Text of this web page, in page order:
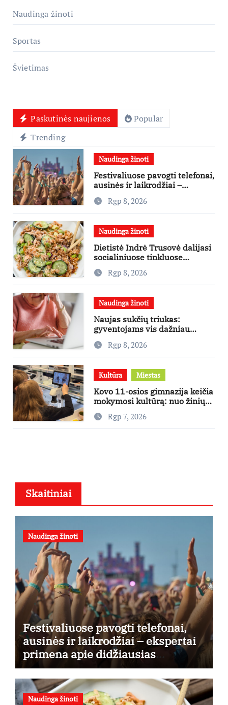
Naudinga žinoti
Sportas
Švietimas
Paskutinės naujienos
Popular
Trending
Naudinga žinoti
Festivaliuose pavogti telefonai,
ausinės ir laikrodžiai –
ekspertai primena apie
didžiausias finansines rizikas
Rgp 8, 2026
Naudinga žinoti
Dietistė Indrė Trusovė dalijasi
socialiniuose tinkluose
išpopuliarėjusiu lašišos salotų
receptuRgp 8, 2026
Naudinga žinoti
Naujas sukčių triukas:
gyventojams vis dažniau
skambina per „Viber“
Rgp 8, 2026
Kultūra Miestas
Kovo 11-osios gimnazija keičia
mokymosi kultūrą: nuo žinių
kaupimo – prie jų supratimo ir
taikymo
Rgp 7, 2026
Skaitiniai
Naudinga žinoti
Festivaliuose pavogti telefonai,
ausinės ir laikrodžiai – ekspertai
primena apie didžiausias
finansines rizikas
Naudinga žinoti